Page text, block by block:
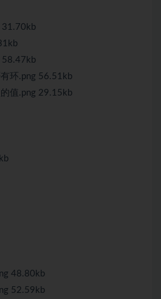
31.70kb
58.47kb
环.png 56.51kb
值.png 29.15kb
48.80kb
52.59kb